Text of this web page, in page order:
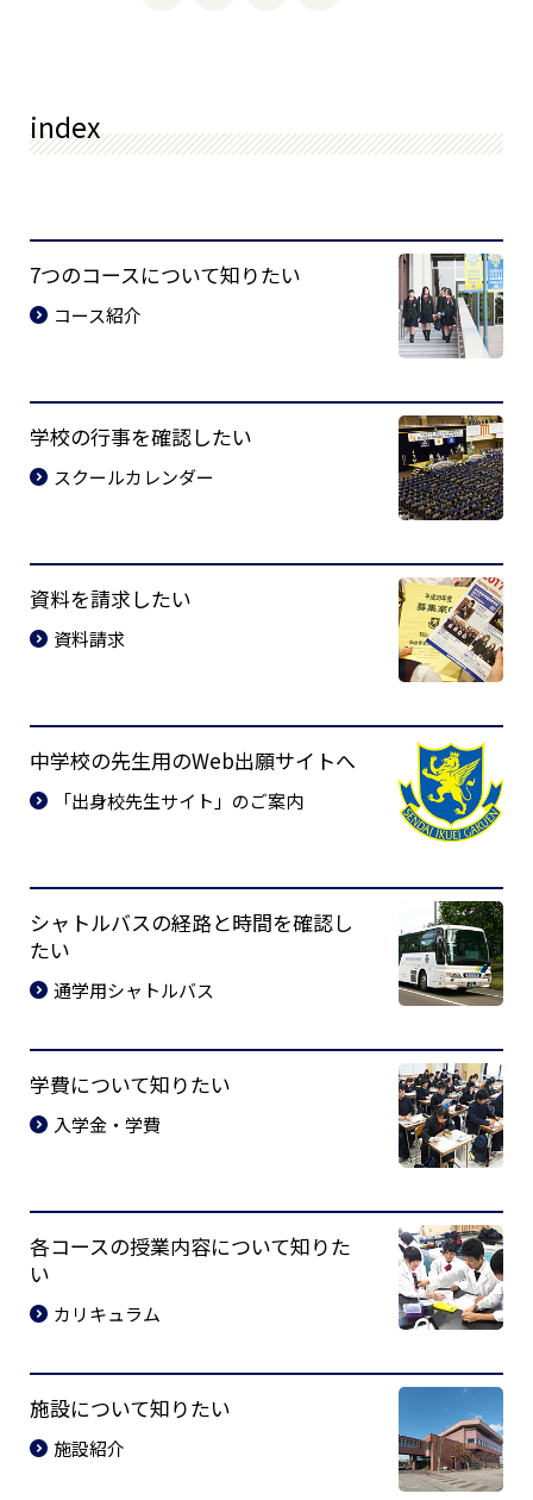
index
7つのコースについて知りたい
コース紹介
学校の行事を確認したい
スクールカレンダー
資料を請求したい
資料請求
中学校の先生用のWeb出願サイトへ
「出身校先生サイト」のご案内
シャトルバスの経路と時間を確認し
たい
通学用シャトルバス
学費について知りたい
入学金・学費
各コースの授業内容について知りた
い
カリキュラム
施設について知りたい
施設紹介